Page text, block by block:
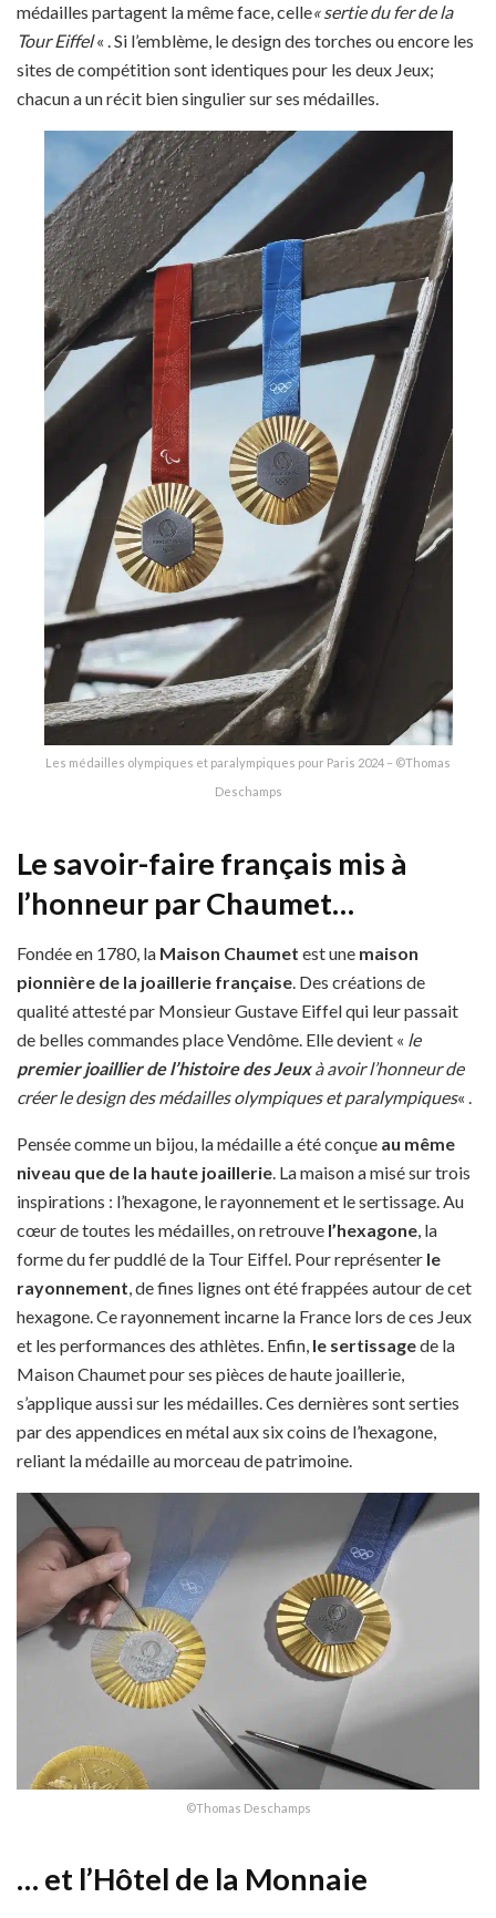
médailles partagent la même face, celle« sertie du fer de la
Tour Eiffel« . Si l’emblème, le design des torches ou encore les
sites de compétition sont identiques pour les deux Jeux;
chacun a un récit bien singulier sur ses médailles.
Les médailles olympiques et paralympiques pour Paris 2024 – ©Thomas
Deschamps
Le savoir-faire français mis à
l’honneur par Chaumet…
Fondée en 1780, la Maison Chaumet est une maison
pionnière de la joaillerie française . Des créations de
qualité attesté par Monsieur Gustave Eiffel qui leur passait
de belles commandes place Vendôme. Elle devient « le
premier joaillier de l’histoire des Jeuxà avoir l’honneur de
créer le design des médailles olympiques et paralympiques« .
Pensée comme un bijou, la médaille a été conçue au même
niveau que de la haute joaillerie . La maison a misé sur trois
inspirations : l’hexagone, le rayonnement et le sertissage. Au
cœur de toutes les médailles, on retrouve l’hexagone , la
forme du fer puddlé de la Tour Eiffel. Pour représenter le
rayonnement , de fines lignes ont été frappées autour de cet
hexagone. Ce rayonnement incarne la France lors de ces Jeux
et les performances des athlètes. Enfin, le sertissagede la
Maison Chaumet pour ses pièces de haute joaillerie,
s’applique aussi sur les médailles. Ces dernières sont serties
par des appendices en métal aux six coins de l’hexagone,
reliant la médaille au morceau de patrimoine.
©Thomas Deschamps
… et l’Hôtel de la Monnaie